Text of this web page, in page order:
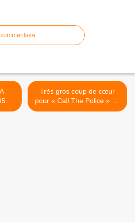
-
Très gros coup de cœur
pour « Call The Police » de
Britney Xposed ! >